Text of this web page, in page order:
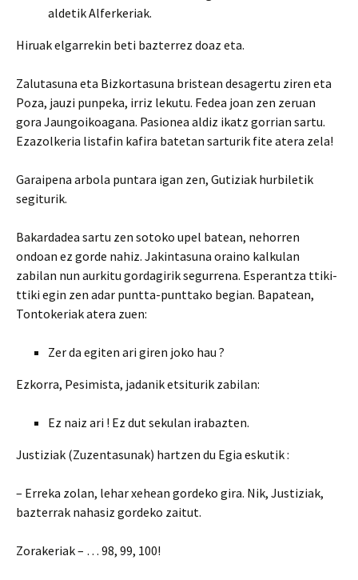
aldetik Alferkeriak.
Hiruak elgarrekin beti bazterrez doaz eta.
Zalutasuna eta Bizkortasuna bristean desagertu ziren eta
Poza, jauzi punpeka, irriz lekutu. Fedea joan zen zeruan
gora Jaungoikoagana. Pasionea aldiz ikatz gorrian sartu.
Ezazolkeria listafin kafira batetan sarturik fite atera zela!
Garaipena arbola puntara igan zen, Gutiziak hurbiletik
segiturik.
Bakardadea sartu zen sotoko upel batean, nehorren
ondoan ez gorde nahiz. Jakintasuna oraino kalkulan
zabilan nun aurkitu gordagirik segurrena. Esperantza ttiki-
ttiki egin zen adar puntta-punttako begian. Bapatean,
Tontokeriak atera zuen:
Zer da egiten ari giren joko hau ?
Ezkorra, Pesimista, jadanik etsiturik zabilan:
Ez naiz ari ! Ez dut sekulan irabazten.
Justiziak (Zuzentasunak) hartzen du Egia eskutik :
– Erreka zolan, lehar xehean gordeko gira. Nik, Justiziak,
bazterrak nahasiz gordeko zaitut.
Zorakeriak – … 98, 99, 100!